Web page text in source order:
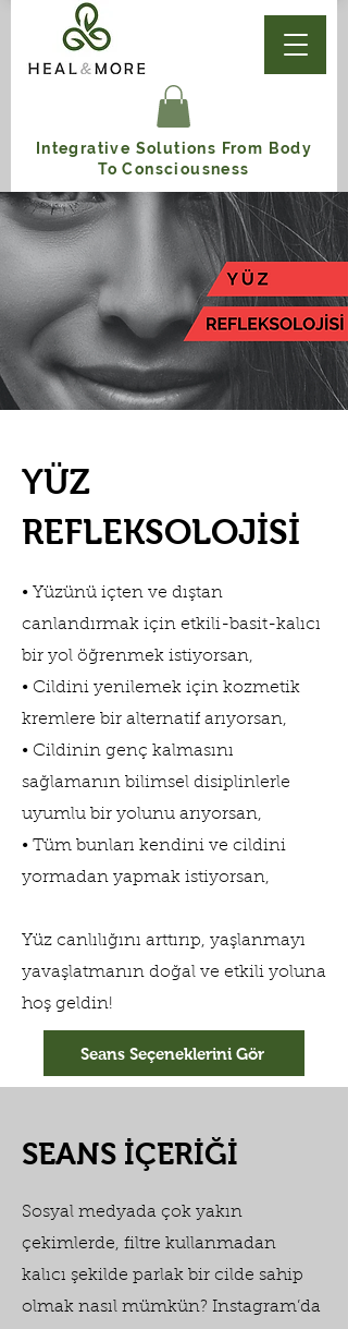
Integrative Solutions From Body
To Consciousness
YÜZ
REFLEKSOLOJİSİ
• Yüzünü içten ve dıştan
canlandırmak için etkili-basit-kalıcı
bir yol öğrenmek istiyorsan,
• Cildini yenilemek için kozmetik
kremlere bir alternatif arıyorsan,
• Cildinin genç kalmasını
sağlamanın bilimsel disiplinlerle
uyumlu bir yolunu arıyorsan,
• Tüm bunları kendini ve cildini
yormadan yapmak istiyorsan,
Yüz canlılığını arttırıp, yaşlanmayı
yavaşlatmanın doğal ve etkili yoluna
hoş geldin!
Seans Seçeneklerini Gör
SEANS İÇERİĞİ
Sosyal medyada çok yakın
çekimlerde, filtre kullanmadan
kalıcı şekilde parlak bir cilde sahip
olmak nasıl mümkün? Instagram’da